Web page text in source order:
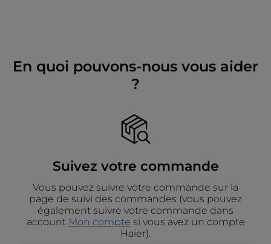
En quoi pouvons-nous vous aider
?
Suivez votre commande
Vous pouvez suivre votre commande sur la
page de suivi des commandes (vous pouvez
également suivre votre commande dans
account Mon compte si vous avez un compte
Haier).